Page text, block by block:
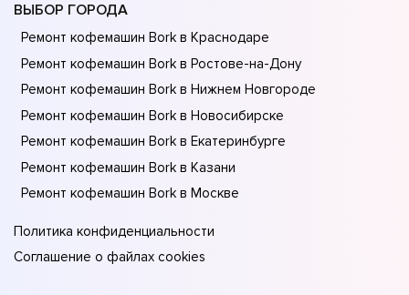
ВЫБОР ГОРОДА
Ремонт кофемашин Bork в Краснодаре
Ремонт кофемашин Bork в Ростове-на-Донy
Ремонт кофемашин Bork в Нижнем Новгороде
Ремонт кофемашин Bork в Новосибирске
Ремонт кофемашин Bork в Екатеринбурге
Ремонт кофемашин Bork в Казани
Ремонт кофемашин Bork в Москве
Политика конфиденциальности
Соглашение о файлах cookies